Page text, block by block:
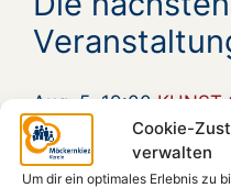
Cookie-
verwalten
Um dir ein optimales Erlebnis zu
Aug. 5, 19:00KUNST
Aug. 16, 16:00
Carter und Enrico